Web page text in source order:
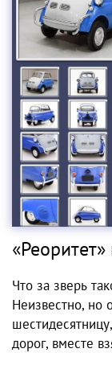
Что за зверь
Неизвестно, но
дорог, вместе